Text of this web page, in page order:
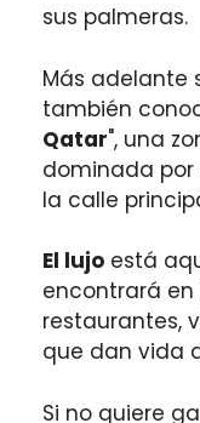
sus palmeras.
Más adelante
también
Qatar", una
dominada por
la calle
El lujo está
encontrará en
restaurantes,
que dan vida
Si no quiere